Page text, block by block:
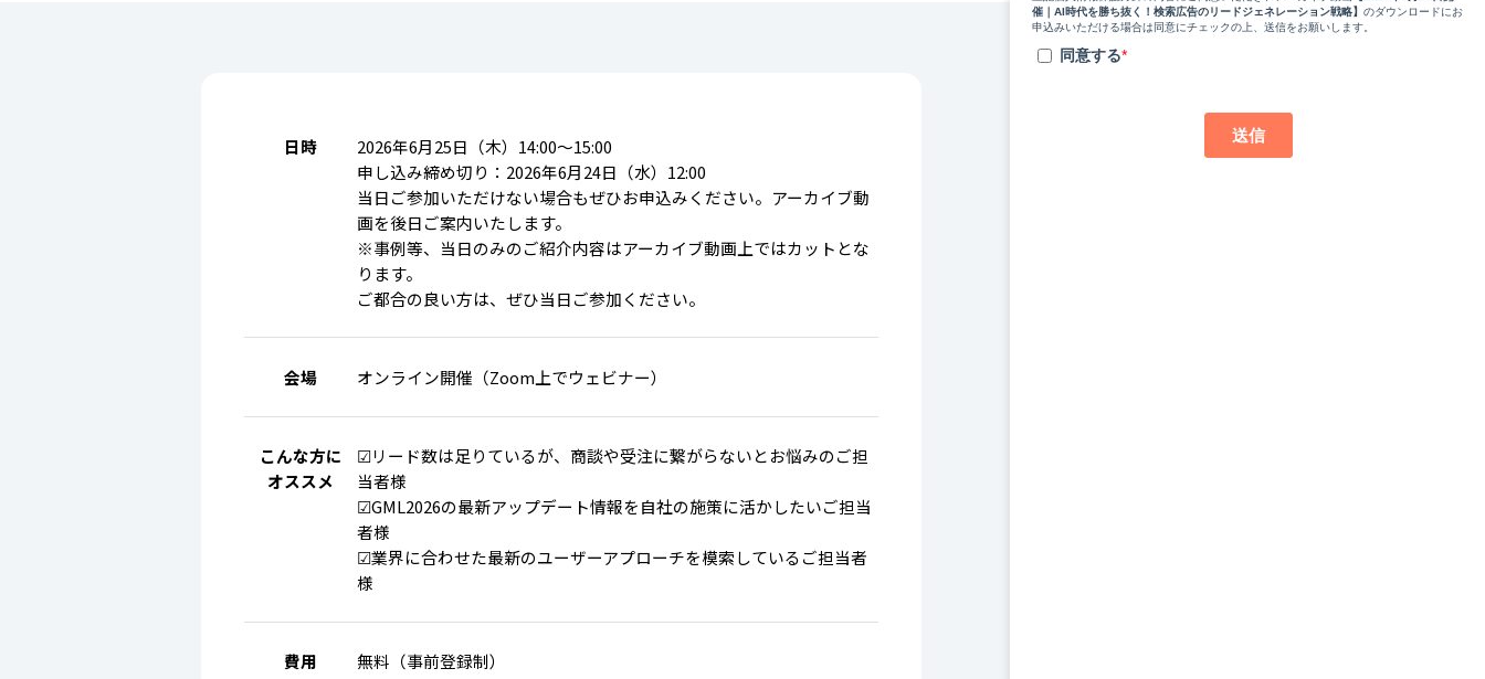
日時
2026年6月25日（木）14:00～15:00
申し込み締め切り：2026年6月24日（水）12:00
当日ご参加いただけない場合もぜひお申込みください。アーカイブ動
画を後日ご案内いたします。
※事例等、当日のみのご紹介内容はアーカイブ動画上ではカットとな
ります。
ご都合の良い方は、ぜひ当日ご参加ください。
会場 オンライン開催（Zoom上でウェビナー）
こんな方に
オススメ
☑リード数は足りているが、商談や受注に繋がらないとお悩みのご担
当者様
☑GML2026の最新アップデート情報を自社の施策に活かしたいご担当
者様
☑業界に合わせた最新のユーザーアプローチを模索しているご担当者
様
費用 無料（事前登録制）